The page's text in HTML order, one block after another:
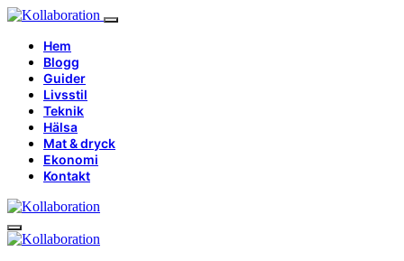
Hem
Blogg
Guider
Livsstil
Teknik
Hälsa
Mat & dryck
Ekonomi
Kontakt